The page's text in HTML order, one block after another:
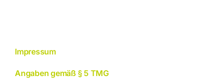
Impressum
Angaben gemäß § 5 TMG